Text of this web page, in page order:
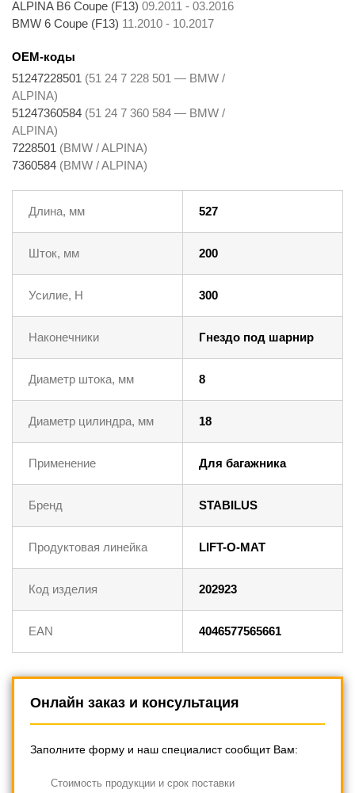
ALPINA B6 Coupe (F13) 09.2011 - 03.2016
BMW 6 Coupe (F13) 11.2010 - 10.2017
OEM-коды
51247228501 (51 24 7 228 501 — BMW /
ALPINA)
51247360584 (51 24 7 360 584 — BMW /
ALPINA)
7228501 (BMW / ALPINA)
7360584 (BMW / ALPINA)
Длина, мм 527
Шток, мм 200
Усилие, Н 300
Наконечники Гнездо под шарнир
Диаметр штока, мм 8
Диаметр цилиндра, мм 18
Применение Для багажника
Бренд STABILUS
Продуктовая линейка LIFT-O-MAT
Код изделия 202923
EAN 4046577565661
Онлайн заказ и консультация
Заполните форму и наш специалист сообщит Вам:
Cтоимость продукции и срок поставки